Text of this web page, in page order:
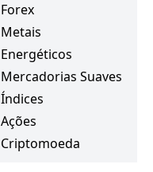
Forex
Metais
Energéticos
Mercadorias Suaves
Índices
Ações
Criptomoeda